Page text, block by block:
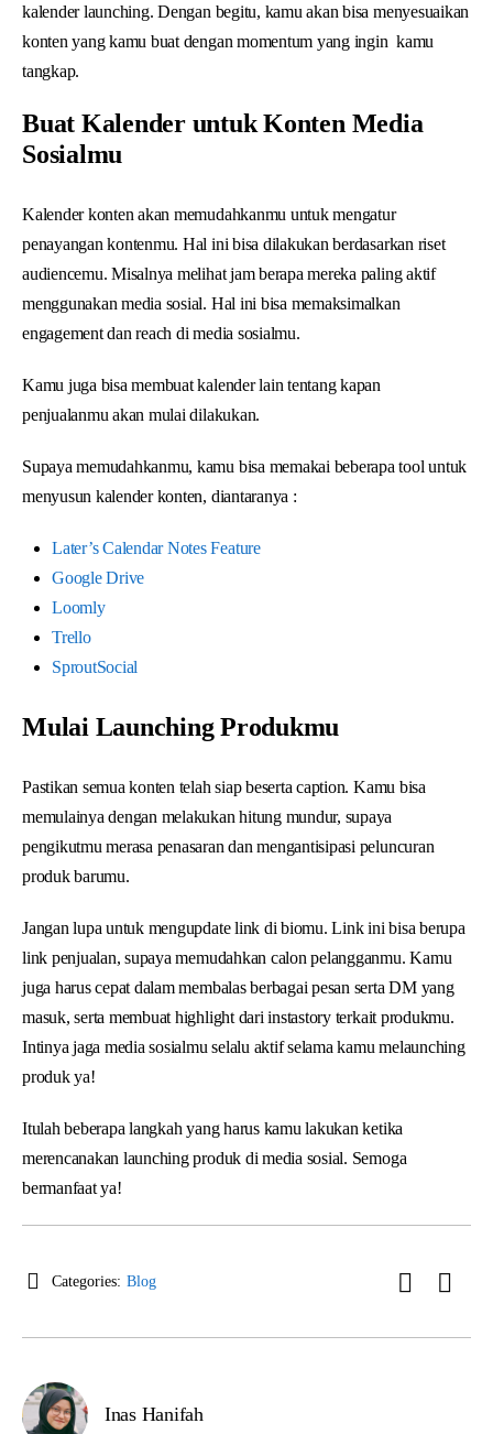
kalender launching. Dengan begitu, kamu akan bisa menyesuaikan
konten yang kamu buat dengan momentum yang ingin kamu
tangkap.
Buat Kalender untuk Konten Media
Sosialmu
Kalender konten akan memudahkanmu untuk mengatur
penayangan kontenmu. Hal ini bisa dilakukan berdasarkan riset
audiencemu. Misalnya melihat jam berapa mereka paling aktif
menggunakan media sosial. Hal ini bisa memaksimalkan
engagement dan reach di media sosialmu.
Kamu juga bisa membuat kalender lain tentang kapan
penjualanmu akan mulai dilakukan.
Supaya memudahkanmu, kamu bisa memakai beberapa tool untuk
menyusun kalender konten, diantaranya :
Later’s Calendar Notes Feature
Google Drive
Loomly
Trello
SproutSocial
Mulai Launching Produkmu
Pastikan semua konten telah siap beserta caption. Kamu bisa
memulainya dengan melakukan hitung mundur, supaya
pengikutmu merasa penasaran dan mengantisipasi peluncuran
produk barumu.
Jangan lupa untuk mengupdate link di biomu. Link ini bisa berupa
link penjualan, supaya memudahkan calon pelangganmu. Kamu
juga harus cepat dalam membalas berbagai pesan serta DM yang
masuk, serta membuat highlight dari instastory terkait produkmu.
Intinya jaga media sosialmu selalu aktif selama kamu melaunching
produk ya!
Itulah beberapa langkah yang harus kamu lakukan ketika
merencanakan launching produk di media sosial. Semoga
bermanfaat ya!
Categories: Blog
Inas Hanifah